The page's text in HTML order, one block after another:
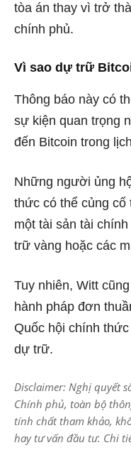
tòa án thay vì trở
chính phủ.
Vì sao dự trữ
Thông báo này có
sự kiện quan trọng
đến Bitcoin trong
Những người ủng
thức có thể củng
một tài sản tài
trữ vàng hoặc các
Tuy nhiên, Witt
hành pháp đơn
Quốc hội chính
dự trữ.
Disclaimer: Nghị quyết
Chính phủ, toàn bộ
tính chất tham khảo,
hay tư vấn đầu tư. Chi